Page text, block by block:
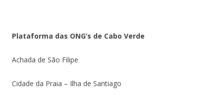
Plataforma das ONG’s de Cabo Verde
Achada de São Filipe
Cidade da Praia – Ilha de Santiago